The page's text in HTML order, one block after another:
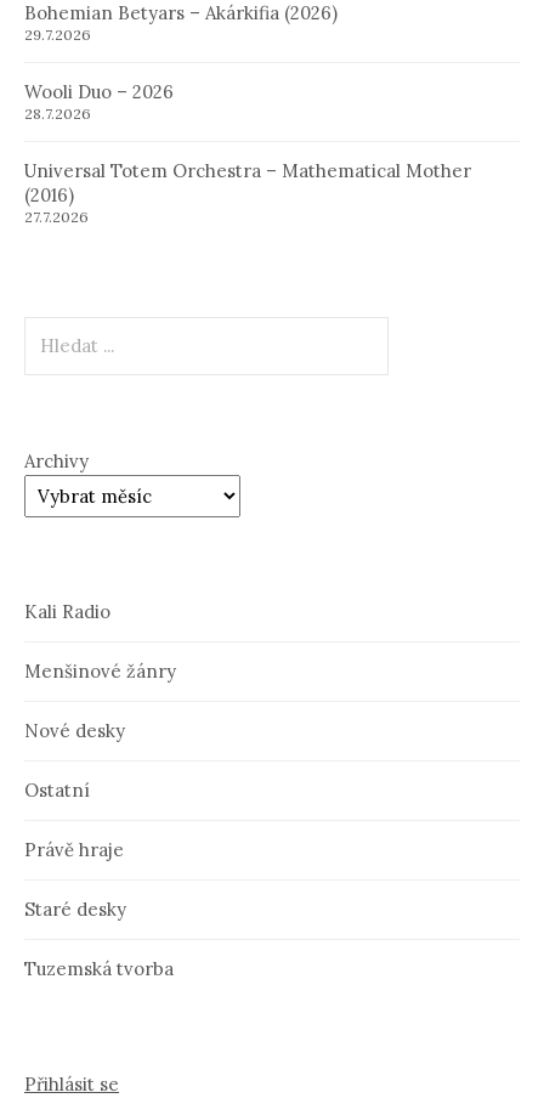
Bohemian Betyars – Akárkifia (2026)
29.7.2026
Wooli Duo – 2026
28.7.2026
Universal Totem Orchestra – Mathematical Mother
(2016)
27.7.2026
Archivy
Kali Radio
Menšinové žánry
Nové desky
Ostatní
Právě hraje
Staré desky
Tuzemská tvorba
Přihlásit se